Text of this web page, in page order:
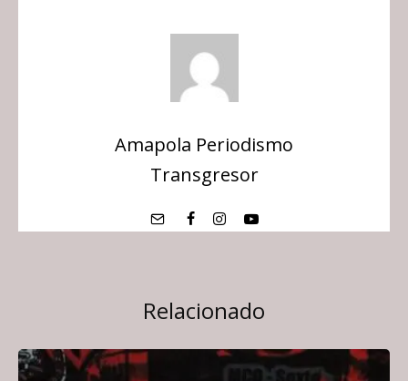
Amapola Periodismo
Transgresor
Relacionado